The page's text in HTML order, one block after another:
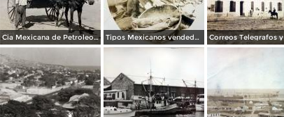
Cia Mexicana de Petroleos. Tipos Mexicanos vendedora de Camarones y Pescado.